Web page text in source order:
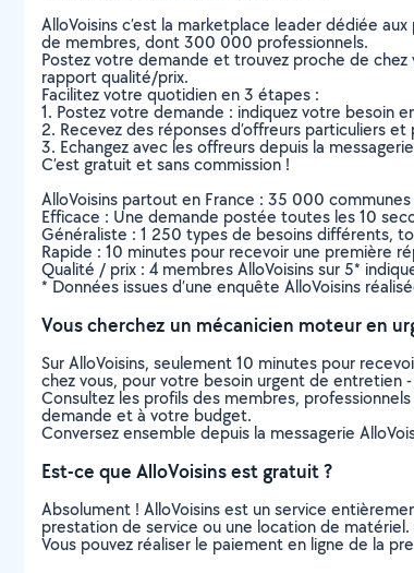
AlloVoisins c’est la marketplace leader dédiée
de membres, dont 300 000 professionnels.
Postez votre demande et trouvez proche de
rapport qualité/prix.
Facilitez votre quotidien en 3 étapes :
1. Postez votre demande : indiquez votre besoin
2. Recevez des réponses d’offreurs particuliers
3. Echangez avec les offreurs depuis la
C’est gratuit et sans commission !
AlloVoisins partout en France : 35 000
Efficace : Une demande postée toutes les 10
Généraliste : 1 250 types de besoins différents,
Rapide : 10 minutes pour recevoir une première
Qualité / prix : 4 membres AlloVoisins sur 5*
* Données issues d’une enquête AlloVoisins
Vous cherchez un mécanicien moteur en
Sur AlloVoisins, seulement 10 minutes pour
chez vous, pour votre besoin urgent de entretien
Consultez les profils des membres,
demande et à votre budget.
Conversez ensemble depuis la messagerie
Est-ce que AlloVoisins est gratuit ?
Absolument ! AlloVoisins est un service
prestation de service ou une location de
Vous pouvez réaliser le paiement en ligne de la